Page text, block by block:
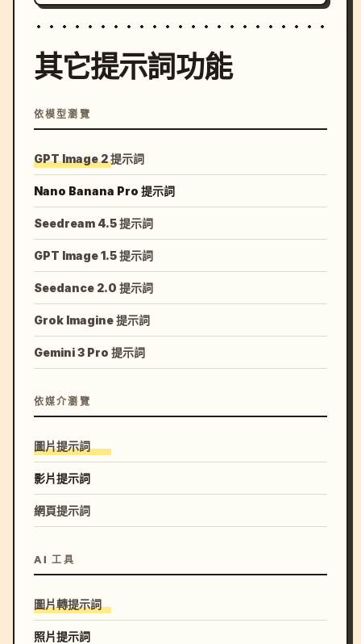
其它提示詞功能
依模型瀏覽
GPT Image 2 提示詞
Nano Banana Pro 提示詞
Seedream 4.5 提示詞
GPT Image 1.5 提示詞
Seedance 2.0 提示詞
Grok Imagine 提示詞
Gemini 3 Pro 提示詞
依媒介瀏覽
圖片提示詞
影片提示詞
網頁提示詞
AI 工具
圖片轉提示詞
照片提示詞